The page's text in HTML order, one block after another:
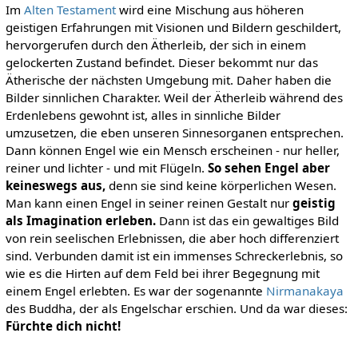
Im Alten Testamentwird eine Mischung aus höheren
geistigen Erfahrungen mit Visionen und Bildern geschildert,
hervorgerufen durch den Ätherleib, der sich in einem
gelockerten Zustand befindet. Dieser bekommt nur das
Ätherische der nächsten Umgebung mit. Daher haben die
Bilder sinnlichen Charakter. Weil der Ätherleib während des
Erdenlebens gewohnt ist, alles in sinnliche Bilder
umzusetzen, die eben unseren Sinnesorganen entsprechen.
Dann können Engel wie ein Mensch erscheinen - nur heller,
reiner und lichter - und mit Flügeln. So sehen Engel aber
keineswegs aus,denn sie sind keine körperlichen Wesen.
Man kann einen Engel in seiner reinen Gestalt nur geistig
als Imagination erleben.Dann ist das ein gewaltiges Bild
von rein seelischen Erlebnissen, die aber hoch differenziert
sind. Verbunden damit ist ein immenses Schreckerlebnis, so
wie es die Hirten auf dem Feld bei ihrer Begegnung mit
einem Engel erlebten. Es war der sogenannte Nirmanakaya
des Buddha, der als Engelschar erschien. Und da war dieses:
Fürchte dich nicht!